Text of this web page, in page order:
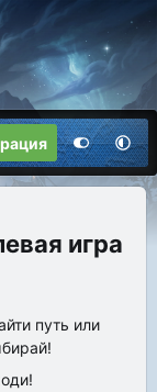
игра
путь или